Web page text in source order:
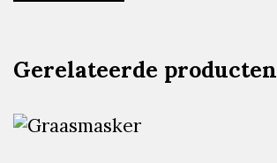
Gerelateerde producten